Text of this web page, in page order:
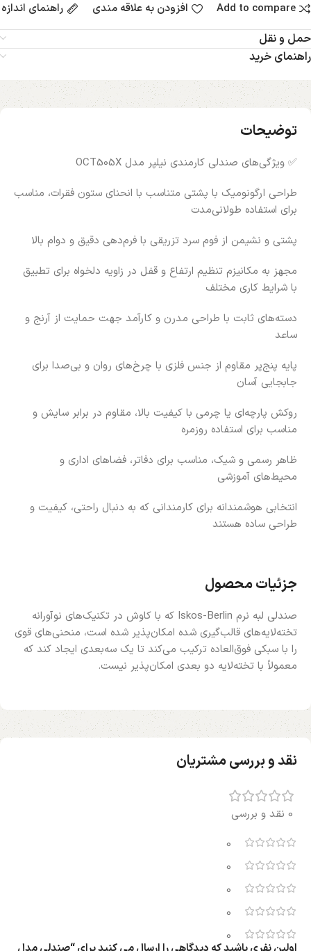
Add to compare افزودن به علاقه مندی راهنمای اندازه
حمل و نقل
راهنمای خرید
توضیحات
✅ ویژگی‌های صندلی کارمندی نیلپر مدل OCT505X
طراحی ارگونومیک با پشتی متناسب با انحنای ستون فقرات، مناسب
برای استفاده طولانی‌مدت
پشتی و نشیمن از فوم سرد تزریقی با فرم‌دهی دقیق و دوام بالا
مجهز به مکانیزم تنظیم ارتفاع و قفل در زاویه دلخواه برای تطبیق
با شرایط کاری مختلف
دسته‌های ثابت با طراحی مدرن و کارآمد جهت حمایت از آرنج و
ساعد
پایه پنج‌پر مقاوم از جنس فلزی با چرخ‌های روان و بی‌صدا برای
جابجایی آسان
روکش پارچه‌ای یا چرمی با کیفیت بالا، مقاوم در برابر سایش و
مناسب برای استفاده روزمره
ظاهر رسمی و شیک، مناسب برای دفاتر، فضاهای اداری و
محیط‌های آموزشی
انتخابی هوشمندانه برای کارمندانی که به دنبال راحتی، کیفیت و
طراحی ساده هستند
جزئیات محصول
صندلی لبه نرم Iskos-Berlin که با کاوش در تکنیک‌های نوآورانه
تخته‌لایه‌های قالب‌گیری شده امکان‌پذیر شده است، منحنی‌های قوی
را با سبکی فوق‌العاده ترکیب می‌کند تا یک سه‌بعدی ایجاد کند که
معمولاً با تخته‌لایه دو بعدی امکان‌پذیر نیست.
نقد و بررسی مشتریان
0 نقد و بررسی
0
0
0
0
0